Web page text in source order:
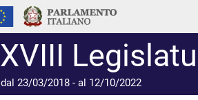
XVIII
dal 23/03/2018 - al 12/10/2022